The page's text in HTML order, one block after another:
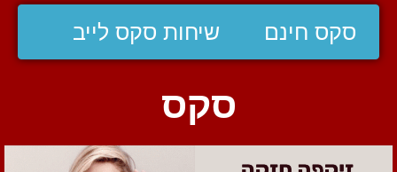
סקס חינם שיחות סקס לייב
סקס